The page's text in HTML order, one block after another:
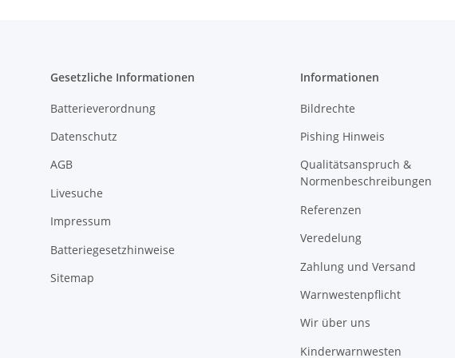
Gesetzliche Informationen
Batterieverordnung
Datenschutz
AGB
Livesuche
Impressum
Batteriegesetzhinweise
Sitemap
Informationen
Bildrechte
Pishing Hinweis
Qualitätsanspruch &
Normenbeschreibungen
Referenzen
Veredelung
Zahlung und Versand
Warnwestenpflicht
Wir über uns
Kinderwarnwesten